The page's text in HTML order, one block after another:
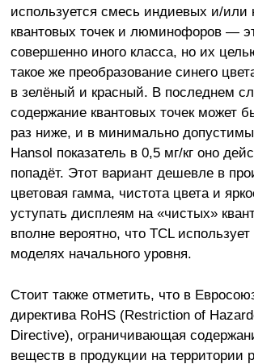
используется смесь индиевых и/или
квантовых точек и люминофоров —
совершенно иного класса, но их
такое же преобразование синего
в зелёный и красный. В последнем
содержание квантовых точек может
раз ниже, и в минимально
Hansol показатель в 0,5 мг/кг оно
попадёт. Этот вариант дешевле в
цветовая гамма, чистота цвета и
уступать дисплеям на «чистых»
вполне вероятно, что TCL
моделях начального уровня.
Стоит также отметить, что в
директива RoHS (Restriction of
Directive), ограничивающая
веществ в продукции на территории